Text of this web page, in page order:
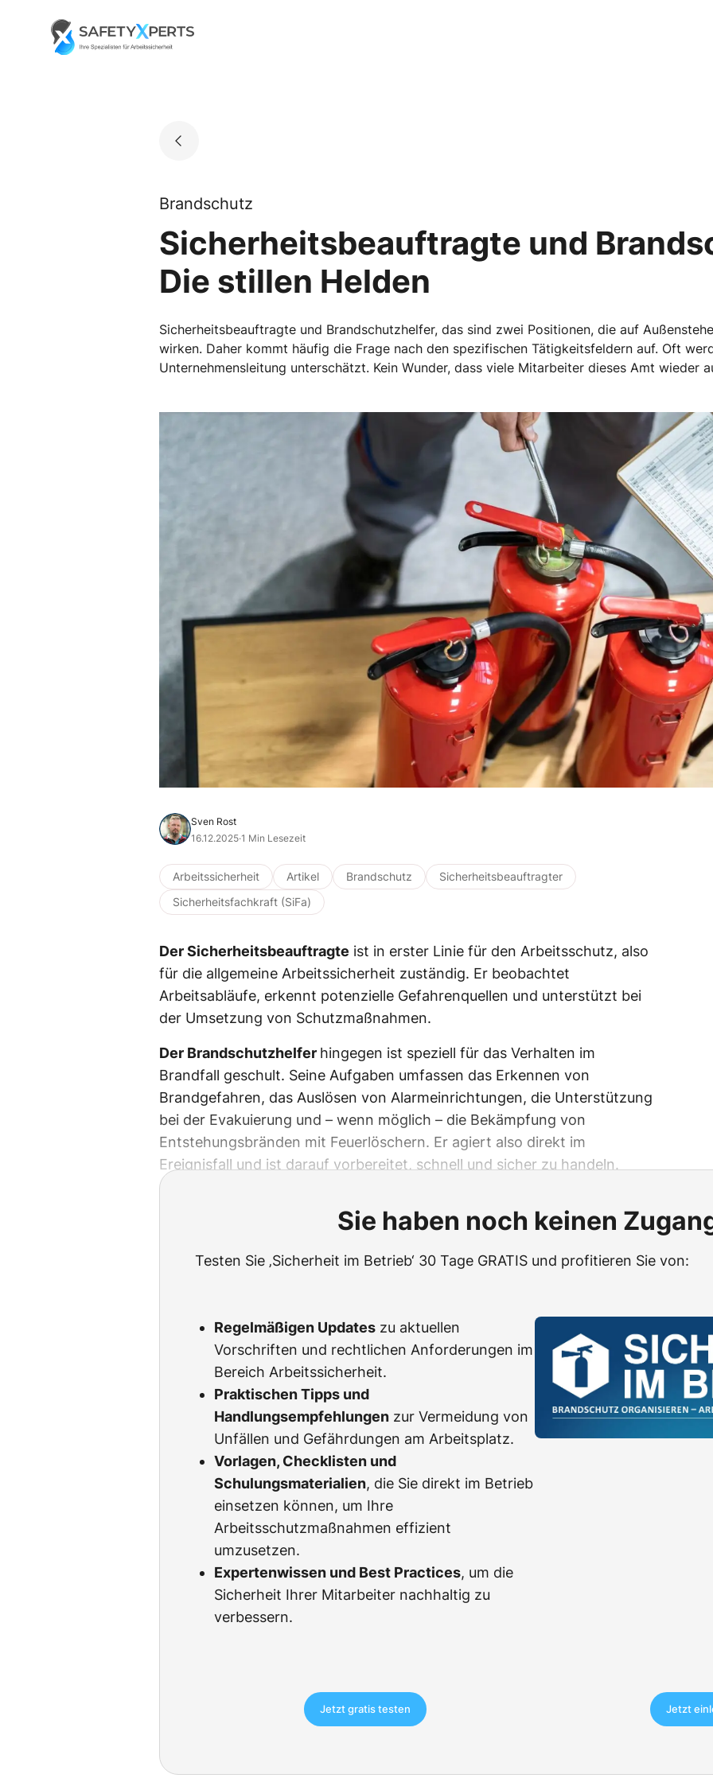
Go to landing page.
Brandschutz
Sicherheitsbeauftragte und
Die stillen Helden
Sicherheitsbeauftragte und Brandschutzhelfer, das sind zwei Positionen, die auf
wirken. Daher kommt häufig die Frage nach den spezifischen Tätigkeitsfeldern auf. Oft
Unternehmensleitung unterschätzt. Kein Wunder, dass viele Mitarbeiter dieses Amt wieder
Sven Rost
16.12.2025·1 Min Lesezeit
Arbeitssicherheit Artikel Brandschutz
Sicherheitsbeauftragter
Sicherheitsfachkraft (SiFa)
Der Sicherheitsbeauftragte ist in erster Linie für den Arbeitsschutz, also
für die allgemeine Arbeitssicherheit zuständig. Er beobachtet
Arbeitsabläufe, erkennt potenzielle Gefahrenquellen und unterstützt bei
der Umsetzung von Schutzmaßnahmen.
Der Brandschutzhelfer hingegen ist speziell für das Verhalten im
Brandfall geschult. Seine Aufgaben umfassen das Erkennen von
Brandgefahren, das Auslösen von Alarmeinrichtungen, die Unterstützung
bei der Evakuierung und – wenn möglich – die Bekämpfung von
Entstehungsbränden mit Feuerlöschern. Er agiert also direkt im
Ereignisfall und ist darauf vorbereitet, schnell und sicher zu handeln.
Sie haben noch keinen
Testen Sie ‚Sicherheit im Betrieb‘ 30 Tage GRATIS und profitieren Sie von:
Regelmäßigen Updates zu aktuellen
Vorschriften und rechtlichen Anforderungen im
Bereich Arbeitssicherheit.
Praktischen Tipps und
Handlungsempfehlungen zur Vermeidung von
Unfällen und Gefährdungen am Arbeitsplatz.
Vorlagen, Checklisten und
Schulungsmaterialien, die Sie direkt im Betrieb
einsetzen können, um Ihre
Arbeitsschutzmaßnahmen effizient
umzusetzen.
Expertenwissen und Best Practices, um die
Sicherheit Ihrer Mitarbeiter nachhaltig zu
verbessern.
Jetzt gratis testen Jetzt